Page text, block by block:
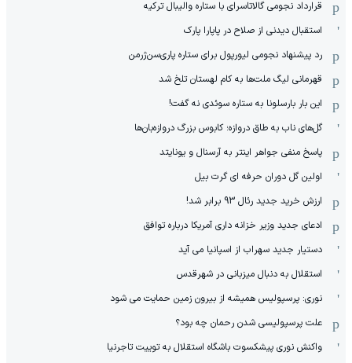
قرارداد نجومی گالاتاسرای با ستاره والیبال ترکیه
استقبال دیدنی از صلاح در پاپارا پارک
رد پیشنهاد نجومی لیورپول برای ستاره پاری‌سن‌ژرمن
قهرمانی لیگ ملت‌ها به کام لهستان تلخ شد
این بار بارسلونا به ستاره سوئدی نه گفت!
گل‌های ناب به طاق دروازه؛ کابوس بزرگ دروازه‌بان‌ها
پاسخ منفی جواهر اینتر به آرسنال و یونایتد
اولین گل دوران حرفه ای گرت بیل
ارزش خرید جدید رئال 93 برابر شد!
ادعای جدید وزیر خزانه داری آمریکا درباره توافق
دستیار جدید سهراب از اسپانیا می آید
استقلال به دنبال میزبانی در شهرقدس
نوری: پرسپولیس همیشه از بیرون زمین حمایت می شود
علت پرسپولیسی شدن رحمان چه بود؟
واکنش نوری پیشکسوت باشگاه استقلال به توییت تاجرنیا